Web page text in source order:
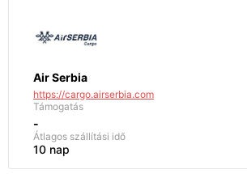
Air Serbia
https://cargo.airserbia.com
Támogatás
-
Átlagos szállítási idő
10 nap